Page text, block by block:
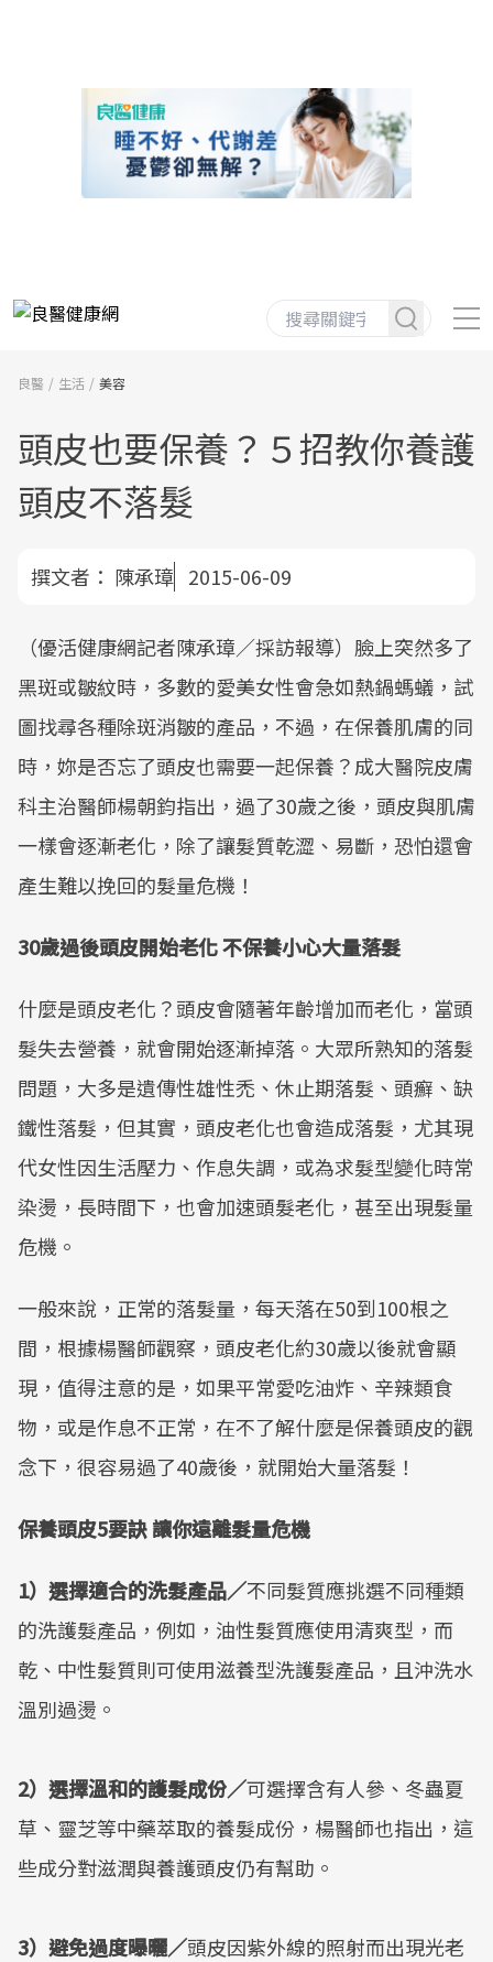
良醫 生活 美容
頭皮也要保養？５招教你養護
頭皮不落髮
撰文者： 陳承璋 2015-06-09
（優活健康網記者陳承璋／採訪報導）臉上突然多了
黑斑或皺紋時，多數的愛美女性會急如熱鍋螞蟻，試
圖找尋各種除斑消皺的產品，不過，在保養肌膚的同
時，妳是否忘了頭皮也需要一起保養？成大醫院皮膚
科主治醫師楊朝鈞指出，過了30歲之後，頭皮與肌膚
一樣會逐漸老化，除了讓髮質乾澀、易斷，恐怕還會
產生難以挽回的髮量危機！
30歲過後頭皮開始老化 不保養小心大量落髮
什麼是頭皮老化？頭皮會隨著年齡增加而老化，當頭
髮失去營養，就會開始逐漸掉落。大眾所熟知的落髮
問題，大多是遺傳性雄性禿、休止期落髮、頭癬、缺
鐵性落髮，但其實，頭皮老化也會造成落髮，尤其現
代女性因生活壓力、作息失調，或為求髮型變化時常
染燙，長時間下，也會加速頭髮老化，甚至出現髮量
危機。
一般來說，正常的落髮量，每天落在50到100根之
間，根據楊醫師觀察，頭皮老化約30歲以後就會顯
現，值得注意的是，如果平常愛吃油炸、辛辣類食
物，或是作息不正常，在不了解什麼是保養頭皮的觀
念下，很容易過了40歲後，就開始大量落髮！
保養頭皮5要訣 讓你遠離髮量危機
1）選擇適合的洗髮產品／不同髮質應挑選不同種類
的洗護髮產品，例如，油性髮質應使用清爽型，而
乾、中性髮質則可使用滋養型洗護髮產品，且沖洗水
溫別過燙。
2）選擇溫和的護髮成份／可選擇含有人參、冬蟲夏
草、靈芝等中藥萃取的養髮成份，楊醫師也指出，這
些成分對滋潤與養護頭皮仍有幫助。
3）避免過度曝曬／頭皮因紫外線的照射而出現光老